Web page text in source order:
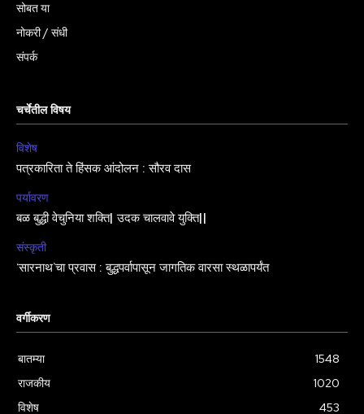
सोबत या
नोकरी / संधी
संपर्क
चर्चेतील विषय
विशेष
पत्रकारिता ते हिंसक आंदोलन : सौरव दास
पर्यावरण
बळ बुद्धी वेचुनिया शक्ति| उदक चालवावे युक्ति||
संस्कृती
‘सारनाथ’चा प्रवास : बुद्धपर्वापासून जागतिक वारसा स्थळापर्यंत
वर्गीकरण
बातम्या
1548
राजकीय
1020
विशेष
453